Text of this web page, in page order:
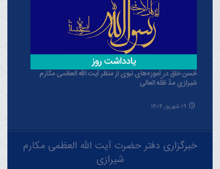
حُسن خلق در آموزه‌های نبوی از منظر آیت الله العظمی مکارم
شیرازی مدّ ظلّه العالی
19 شهریور 1404
خبرگزاری دفتر حضرت آیت الله العظمی مکارم
شیرازی